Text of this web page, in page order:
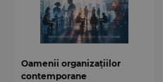
Oamenii organizațiilor
contemporane